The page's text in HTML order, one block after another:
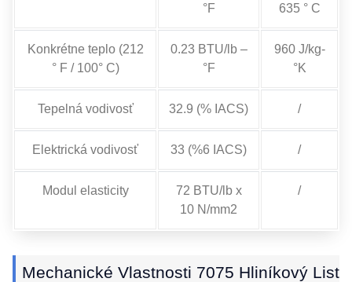
°F
635 ° C
Konkrétne teplo (212
° F / 100° C)
0.23 BTU/lb –
°F
960 J/kg-
°K
Tepelná vodivosť 32.9 (% IACS) /
Elektrická vodivosť 33 (%6 IACS) /
Modul elasticity
72 BTU/lb x
10 N/mm2
/
Mechanické Vlastnosti 7075 Hliníkový List